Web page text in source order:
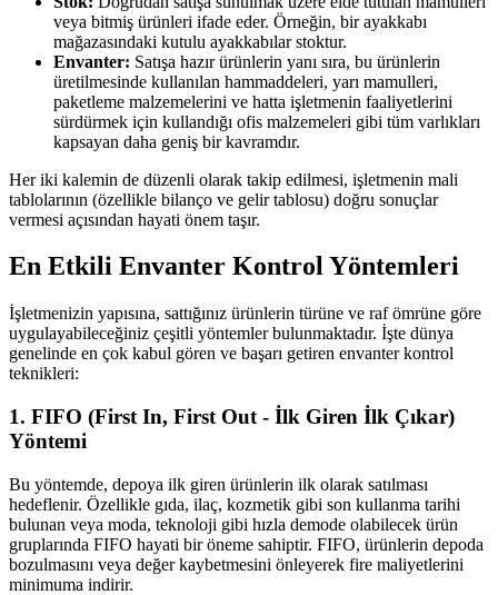
veya bitmiş ürünleri ifade eder. Örneğin, bir ayakkabı
mağazasındaki kutulu ayakkabılar stoktur.
Envanter: Satışa hazır ürünlerin yanı sıra, bu ürünlerin
üretilmesinde kullanılan hammaddeleri, yarı mamulleri,
paketleme malzemelerini ve hatta işletmenin faaliyetlerini
sürdürmek için kullandığı ofis malzemeleri gibi tüm varlıkları
kapsayan daha geniş bir kavramdır.
Her iki kalemin de düzenli olarak takip edilmesi, işletmenin mali
tablolarının (özellikle bilanço ve gelir tablosu) doğru sonuçlar
vermesi açısından hayati önem taşır.
En Etkili Envanter Kontrol Yöntemleri
İşletmenizin yapısına, sattığınız ürünlerin türüne ve raf ömrüne göre
uygulayabileceğiniz çeşitli yöntemler bulunmaktadır. İşte dünya
genelinde en çok kabul gören ve başarı getiren envanter kontrol
teknikleri:
1. FIFO (First In, First Out - İlk Giren İlk Çıkar)
Yöntemi
Bu yöntemde, depoya ilk giren ürünlerin ilk olarak satılması
hedeflenir. Özellikle gıda, ilaç, kozmetik gibi son kullanma tarihi
bulunan veya moda, teknoloji gibi hızla demode olabilecek ürün
gruplarında FIFO hayati bir öneme sahiptir. FIFO, ürünlerin depoda
bozulmasını veya değer kaybetmesini önleyerek fire maliyetlerini
minimuma indirir.